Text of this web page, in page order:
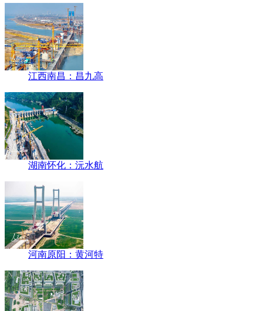
江西南昌：昌九高
湖南怀化：沅水航
河南原阳：黄河特